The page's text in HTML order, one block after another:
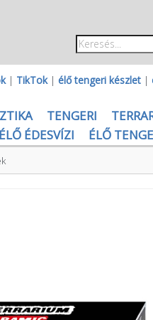
| TikTok| élő tengeri készlet |
TENGERI
ÉLŐ ÉDESVÍZI
ÉLŐ